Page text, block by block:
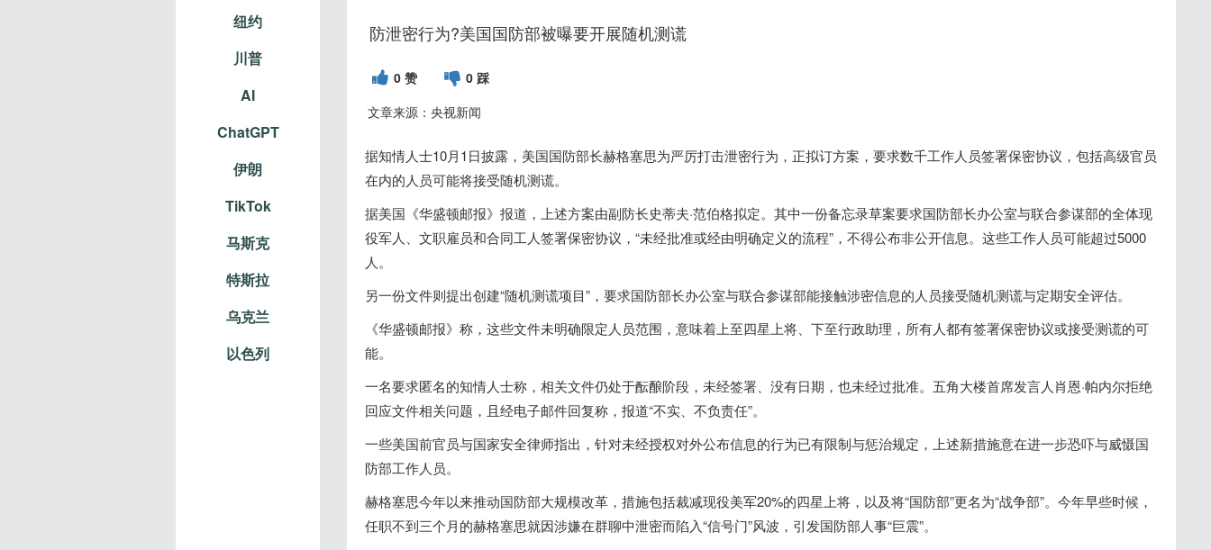
纽约
川普
AI
ChatGPT
伊朗
TikTok
马斯克
特斯拉
乌克兰
以色列
防泄密行为?美国国防部被曝要开展随机测谎
0 赞
0 踩
文章来源：央视新闻
据知情人士10月1日披露，美国国防部长赫格塞思为严厉打击泄密行为，正拟订方案，要求数千工作人员签署保密协议，包括高级官员
在内的人员可能将接受随机测谎。
据美国《华盛顿邮报》报道，上述方案由副防长史蒂夫·范伯格拟定。其中一份备忘录草案要求国防部长办公室与联合参谋部的全体现
役军人、文职雇员和合同工人签署保密协议，“未经批准或经由明确定义的流程”，不得公布非公开信息。这些工作人员可能超过5000
人。
另一份文件则提出创建“随机测谎项目”，要求国防部长办公室与联合参谋部能接触涉密信息的人员接受随机测谎与定期安全评估。
《华盛顿邮报》称，这些文件未明确限定人员范围，意味着上至四星上将、下至行政助理，所有人都有签署保密协议或接受测谎的可
能。
一名要求匿名的知情人士称，相关文件仍处于酝酿阶段，未经签署、没有日期，也未经过批准。五角大楼首席发言人肖恩·帕内尔拒绝
回应文件相关问题，且经电子邮件回复称，报道“不实、不负责任”。
一些美国前官员与国家安全律师指出，针对未经授权对外公布信息的行为已有限制与惩治规定，上述新措施意在进一步恐吓与威慑国
防部工作人员。
赫格塞思今年以来推动国防部大规模改革，措施包括裁减现役美军20%的四星上将，以及将“国防部”更名为“战争部”。今年早些时候，
任职不到三个月的赫格塞思就因涉嫌在群聊中泄密而陷入“信号门”风波，引发国防部人事“巨震”。